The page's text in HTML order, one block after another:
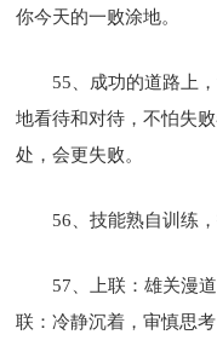
你今天的一败涂地。
55、成功的道路上
地看待和对待，不怕失
处，会更失败。
56、技能熟自训练
57、上联：雄关漫
联：冷静沉着，审慎思